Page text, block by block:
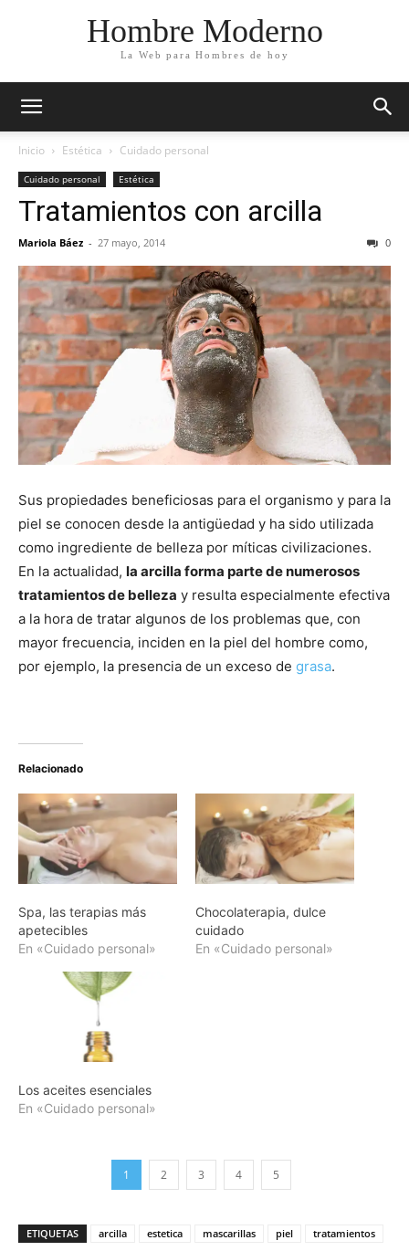
Hombre Moderno
La Web para Hombres de hoy
Inicio Estética Cuidado personal
Cuidado personal Estética
Tratamientos con arcilla
Mariola Báez - 27 mayo, 2014 0
Sus propiedades beneficiosas para el organismo y para la
piel se conocen desde la antigüedad y ha sido utilizada
como ingrediente de belleza por míticas civilizaciones.
En la actualidad, la arcilla forma parte de numerosos
tratamientos de belleza y resulta especialmente efectiva
a la hora de tratar algunos de los problemas que, con
mayor frecuencia, inciden en la piel del hombre como,
por ejemplo, la presencia de un exceso de grasa.
Relacionado
Spa, las terapias más
apetecibles
En «Cuidado personal»
Chocolaterapia, dulce
cuidado
En «Cuidado personal»
Los aceites esenciales
En «Cuidado personal»
1 2 3 4 5
ETIQUETAS arcilla estetica mascarillas piel tratamientos